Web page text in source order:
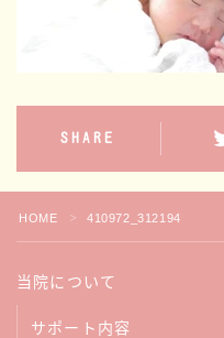
お産サポート
母乳サポート
イトオテルミー療法
産褥入院サポート
性教育
SHARE
HOME ＞ 410972_312194
当院について
サポート内容